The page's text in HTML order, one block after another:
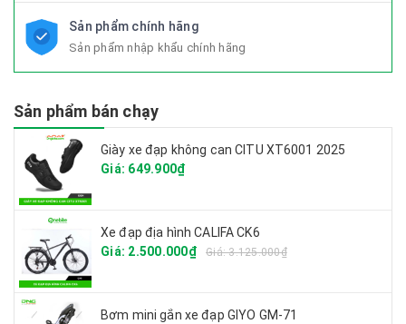
Sản phẩm chính hãng
Sản phẩm nhập khẩu chính hãng
Sản phẩm bán chạy
Giày xe đạp không can CITU XT6001 2025
Giá: 649.900₫
Xe đạp địa hình CALIFA CK6
Giá: 2.500.000₫
Giá: 3.125.000₫
Bơm mini gắn xe đạp GIYO GM-71